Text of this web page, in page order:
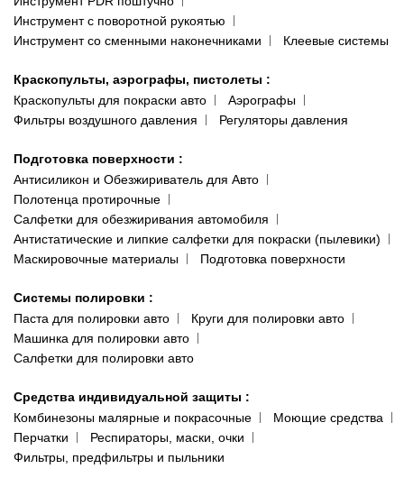
Инструмент с поворотной рукоятью
Инструмент со сменными наконечниками
Клеевые системы
Краскопульты, аэрографы, пистолеты :
Краскопульты для покраски авто
Аэрографы
Фильтры воздушного давления
Регуляторы давления
Подготовка поверхности :
Антисиликон и Обезжириватель для Авто
Полотенца протирочные
Салфетки для обезжиривания автомобиля
Антистатические и липкие салфетки для покраски (пылевики)
Маскировочные материалы
Подготовка поверхности
Системы полировки :
Паста для полировки авто
Круги для полировки авто
Машинка для полировки авто
Салфетки для полировки авто
Средства индивидуальной защиты :
Комбинезоны малярные и покрасочные
Моющие средства
Перчатки
Респираторы, маски, очки
Фильтры, предфильтры и пыльники